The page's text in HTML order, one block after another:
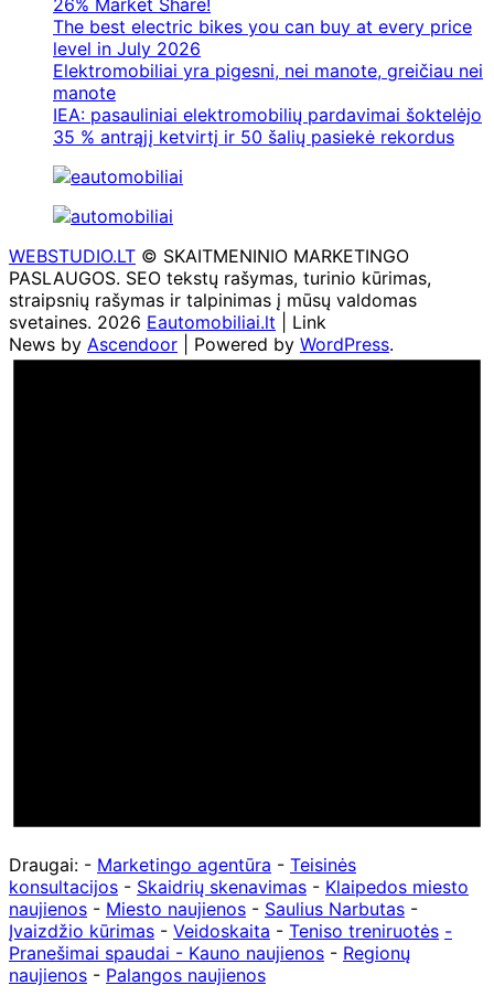
26% Market Share!
The best electric bikes you can buy at every price
level in July 2026
Elektromobiliai yra pigesni, nei manote, greičiau nei
manote
IEA: pasauliniai elektromobilių pardavimai šoktelėjo
35 % antrąjį ketvirtį ir 50 šalių pasiekė rekordus
WEBSTUDIO.LT © SKAITMENINIO MARKETINGO
PASLAUGOS. SEO tekstų rašymas, turinio kūrimas,
straipsnių rašymas ir talpinimas į mūsų valdomas
svetaines. 2026 Eautomobiliai.lt | Link
News by Ascendoor | Powered by WordPress.
Draugai: - Marketingo agentūra - Teisinės
konsultacijos - Skaidrių skenavimas - Klaipedos miesto
naujienos - Miesto naujienos - Saulius Narbutas -
Įvaizdžio kūrimas - Veidoskaita - Teniso treniruotės -
Pranešimai spaudai - Kauno naujienos - Regionų
naujienos - Palangos naujienos